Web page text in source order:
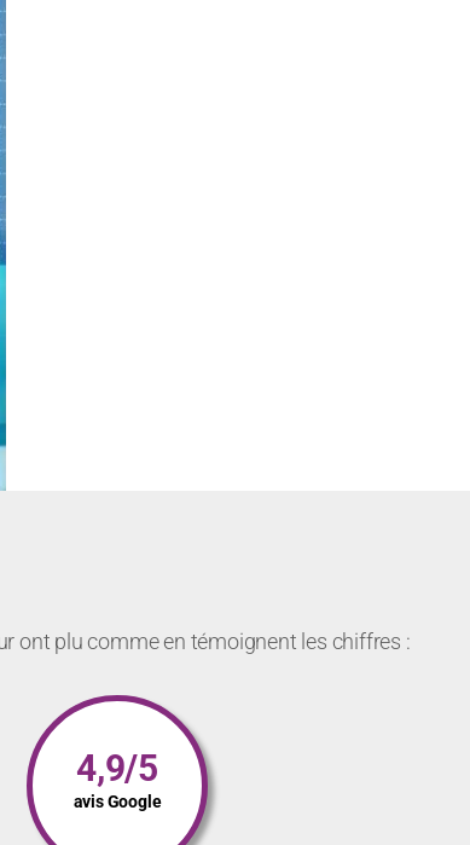
ont plu comme en témoignent les chiffres :
4,9/5
avis Google